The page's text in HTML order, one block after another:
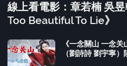
線上看電影：章若楠 吳
Too Beautiful To Lie》
《一念關山 一念
（劉詩詩 劉宇寧）